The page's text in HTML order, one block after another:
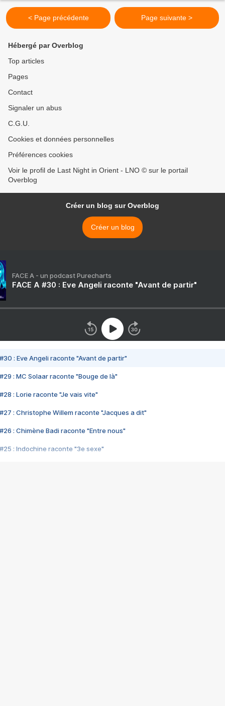
< Page précédente Page suivante >
Hébergé par Overblog
Top articles
Pages
Contact
Signaler un abus
C.G.U.
Cookies et données personnelles
Préférences cookies
Voir le profil de Last Night in Orient - LNO © sur le portail
Overblog
Créer un blog sur Overblog
Créer un blog
FACE A - un podcast Purecharts
FACE A #30 : Eve Angeli raconte "Avant de partir"
#30 : Eve Angeli raconte "Avant de partir"
#29 : MC Solaar raconte "Bouge de là"
#28 : Lorie raconte "Je vais vite"
#27 : Christophe Willem raconte "Jacques a dit"
#26 : Chimène Badi raconte "Entre nous"
#25 : Indochine raconte "3e sexe"